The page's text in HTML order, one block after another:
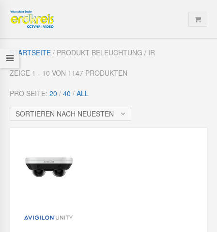
STARTSEITE / PRODUKT BELEUCHTUNG / IR
ZEIGE 1 - 10 VON 1147 PRODUKTEN
PRO SEITE: 20 / 40 / ALL
SORTIEREN NACH NEUESTEN